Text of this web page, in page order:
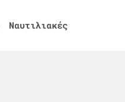
Ναυτιλιακές